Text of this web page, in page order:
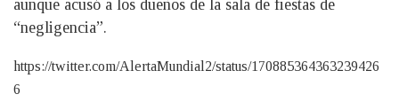
aunque acusó a los dueños de la sala de fiestas de
“negligencia”.
https://twitter.com/AlertaMundial2/status/170885364363239426
6